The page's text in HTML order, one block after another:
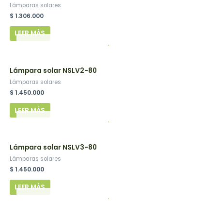
Lámparas solares
$ 1.306.000
LEER MÁS
.
Lámpara solar NSLV2-80
Lámparas solares
$ 1.450.000
LEER MÁS
.
Lámpara solar NSLV3-80
Lámparas solares
$ 1.450.000
LEER MÁS
.